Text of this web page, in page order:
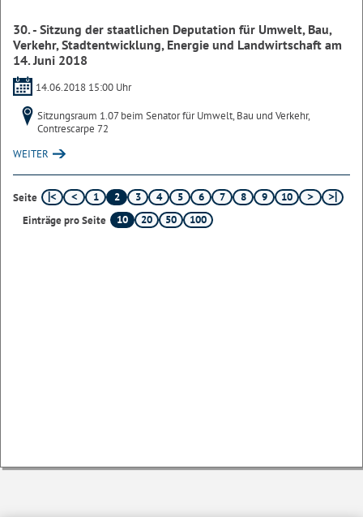
30. - Sitzung der staatlichen Deputation für Umwelt, Bau,
Verkehr, Stadtentwicklung, Energie und Landwirtschaft am
14. Juni 2018
14.06.2018 15:00 Uhr
Sitzungsraum 1.07 beim Senator für Umwelt, Bau und Verkehr,
Contrescarpe 72
WEITER
Seite 1 2 3 4 5 6 7 8 9
10
Einträge pro Seite
10 20 50 100